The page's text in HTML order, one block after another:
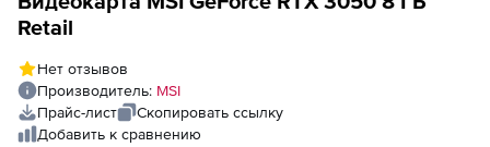
Retail
Нет отзывов
Производитель: MSI
Прайс-лист
Скопировать ссылку
Добавить к сравнению